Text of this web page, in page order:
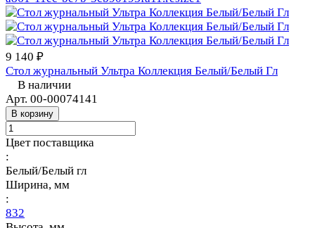
9 140 ₽
Стол журнальный Ультра Коллекция Белый/Белый Гл
В наличии
Арт. 00-00074141
В корзину
Цвет поставщика
:
Белый/Белый гл
Ширина, мм
:
832